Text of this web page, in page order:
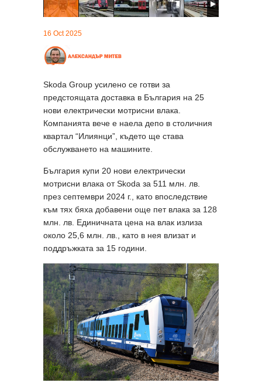
16 Oct 2025
Skoda Group усилено се готви за
предстоящата доставка в България на 25
нови електрически мотрисни влака.
Компанията вече е наела депо в столичния
квартал “Илиянци”, където ще става
обслужването на машините.
България купи 20 нови електрически
мотрисни влака от Skoda за 511 млн. лв.
през септември 2024 г., като впоследствие
към тях бяха добавени още пет влака за 128
млн. лв. Единичната цена на влак излиза
около 25,6 млн. лв., като в нея влизат и
поддръжката за 15 години.